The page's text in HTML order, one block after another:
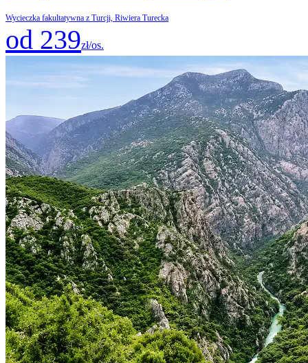
Wycieczka fakultatywna z Turcji, Riwiera Turecka
od 239zł/os.